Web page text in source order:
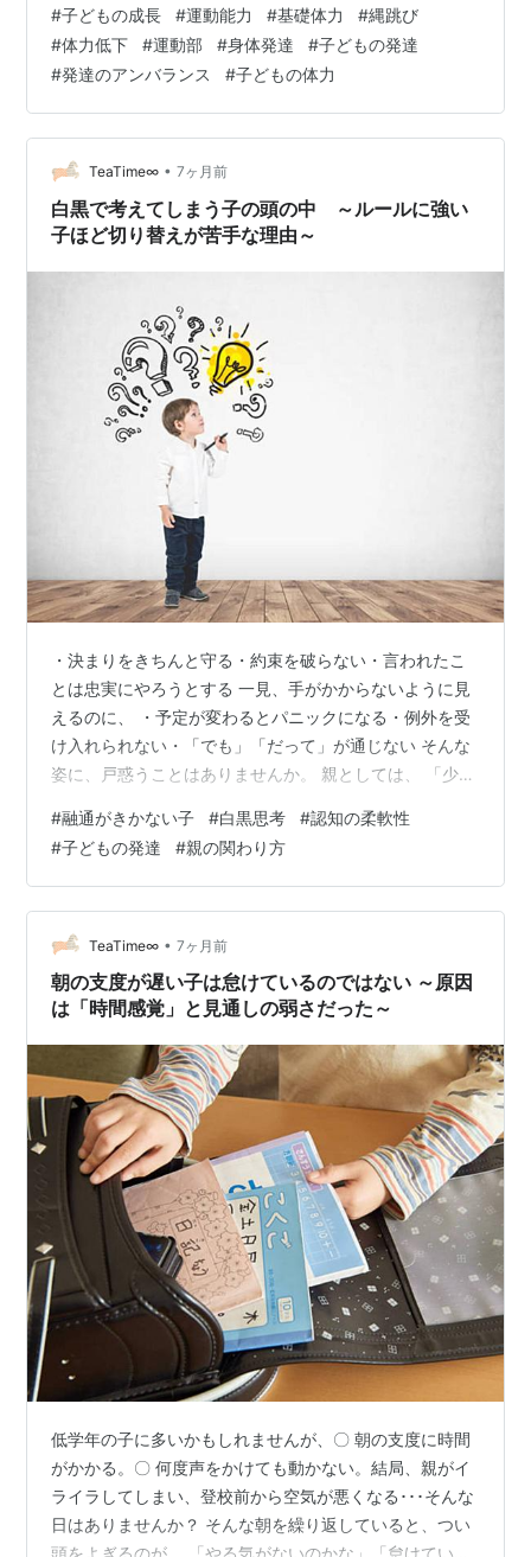
か。肌感覚としては、残念ながらすでに10年以上は経過
しているように思います。 「複数の動作を同時に行う」
ことの難しさ 思い返せば15年ほど前は、「アスペルガー
症候群の子どもは縄跳びが苦手」という話題を頻繁に耳
にしていました。 縄跳びという運動は、「上に跳ねる」
動きと「手首を回す」という異なる運動…
#子どもの成長 #運動能力 #基礎体力 #縄跳び
#体力低下 #運動部 #身体発達 #子どもの発達
#発達のアンバランス #子どもの体力
TeaTime∞ • 7ヶ月前
白黒で考えてしまう子の頭の中 ～ルールに強い
子ほど切り替えが苦手な理由～
・決まりをきちんと守る・約束を破らない・言われたこ
とは忠実にやろうとする 一見、手がかからないように見
えるのに、 ・予定が変わるとパニックになる・例外を受
け入れられない・「でも」「だって」が通じない そんな
姿に、戸惑うことはありませんか。 親としては、 「少し
先大丈夫かな」 と心配になるものです。 でもこの行動、
わがままでも、頑固でもないことが多いです。 「守れ
る」からこそ、崩れると困ってしまう まず大切なのは、
ルールを守れる力そのものは、立派な認知スキルだとい
うこと。 ・見通しを立てる・約束を記憶する・行動をコ
ントロールする これらがなければ…
#融通がきかない子 #白黒思考 #認知の柔軟性
#子どもの発達 #親の関わり方
TeaTime∞ • 7ヶ月前
朝の支度が遅い子は怠けているのではない ～原因
は「時間感覚」と見通しの弱さだった～
低学年の子に多いかもしれませんが、〇 朝の支度に時間
がかかる。〇 何度声をかけても動かない。結局、親がイ
ライラしてしまい、登校前から空気が悪くなる･･･そんな
日はありませんか？ そんな朝を繰り返していると、つい